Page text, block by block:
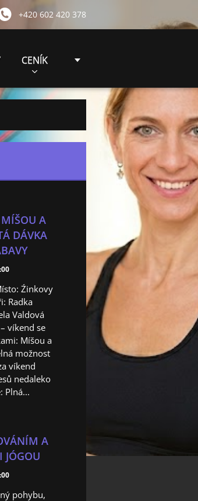
+420 602 420 378
CENÍK
A
DÁVKA
Źinkovy
Radka
Valdová
víkend se
Míšou a
možnost
víkend
nedaleko
Plná...
A
pohybu,